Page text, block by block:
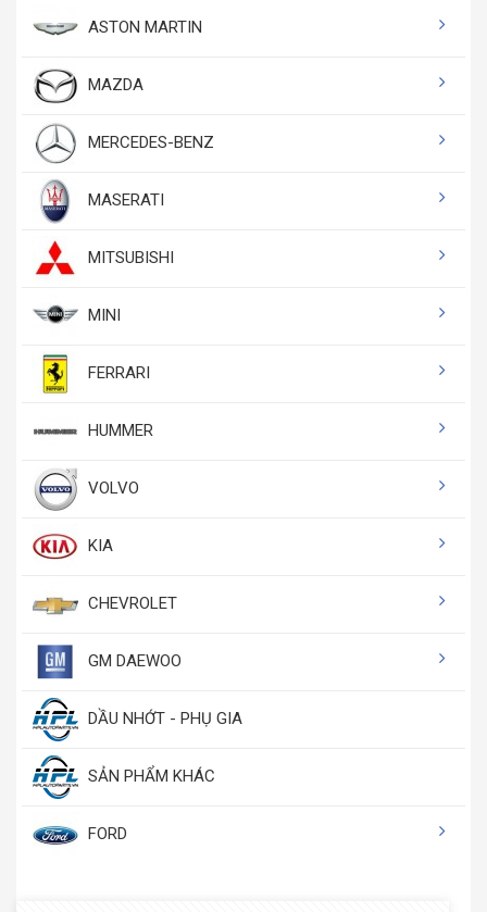
ASTON MARTIN
MAZDA
MERCEDES-BENZ
MASERATI
MITSUBISHI
MINI
FERRARI
HUMMER
VOLVO
KIA
CHEVROLET
GM DAEWOO
DẦU NHỚT - PHỤ GIA
SẢN PHẨM KHÁC
FORD